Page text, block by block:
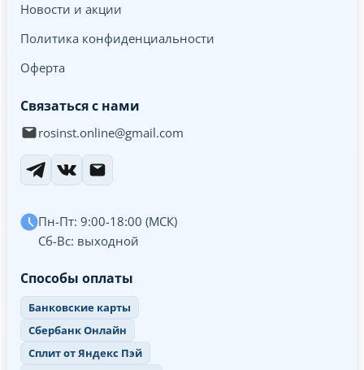
Новости и акции
Политика конфиденциальности
Оферта
Связаться с нами
rosinst.online@gmail.com
Пн-Пт: 9:00-18:00 (МСК)
Сб-Вс: выходной
Способы оплаты
Банковские карты
Сбербанк Онлайн
Сплит от Яндекс Пэй